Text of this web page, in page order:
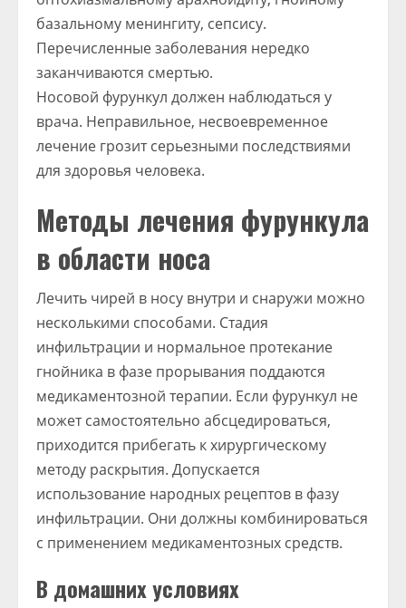
базальному менин­гиту, сепсису.
Перечисленные заболевания нередко
заканчиваются смертью.
Носовой фурункул должен наблюдаться у
врача. Неправильное, несвоевременное
лечение грозит серьезными последствиями
для здоровья человека.
Методы лечения фурункула
в области носа
Лечить чирей в носу внутри и снаружи можно
несколькими способами. Стадия
инфильтрации и нормальное протекание
гнойника в фазе прорывания поддаются
медикаментозной терапии. Если фурункул не
может самостоятельно абсцедироваться,
приходится прибегать к хирургическому
методу раскрытия. Допускается
использование народных рецептов в фазу
инфильтрации. Они должны комбинироваться
с применением медикаментозных средств.
В домашних условиях